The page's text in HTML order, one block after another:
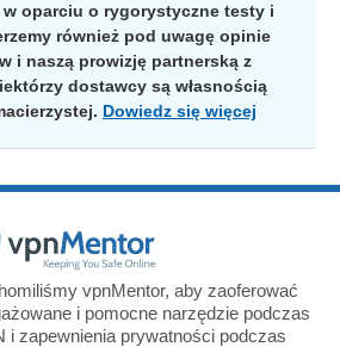
oparciu o rygorystyczne testy i
również pod uwagę opinie
i naszą prowizję partnerską z
dostawcy są własnością
Dowiedz się więcej
vpnMentor, aby zaoferować
i pomocne narzędzie podczas
i zapewnienia prywatności podczas